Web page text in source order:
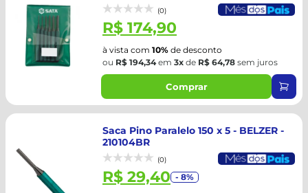
(0)
R$ 174,90
à vista com 10% de desconto
ou R$ 194,34em 3x de R$ 64,78 sem juros
Comprar
Saca Pino Paralelo 150 x 5 - BELZER -
210104BR
(0)
R$ 29,40 - 8%